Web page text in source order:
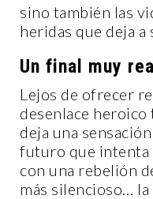
sino también las
heridas que deja a
Un final muy
Lejos de ofrecer
desenlace
deja una
futuro que intenta
con una rebelión
más silencioso…